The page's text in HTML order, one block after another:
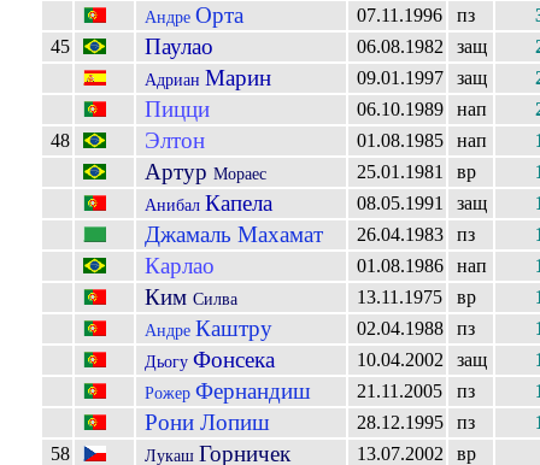
АндреОрта 07.11.1996 пз
45
Паулао 06.08.1982 защ
Адриан Марин 09.01.1997 защ
Пицци 06.10.1989 нап
48
Элтон 01.08.1985 нап
АртурМораес 25.01.1981 вр
Анибал Капела 08.05.1991 защ
Джамаль Махамат 26.04.1983 пз
Карлао 01.08.1986 нап
КимСилва 13.11.1975 вр
Андре Каштру 02.04.1988 пз
ДьогуФонсека 10.04.2002 защ
РожерФернандиш 21.11.2005 пз
Рони Лопиш 28.12.1995 пз
58
Лукаш Горничек 13.07.2002 вр